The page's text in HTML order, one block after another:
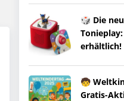
🎲 Die
erhältlich!
🧒
Gratis-